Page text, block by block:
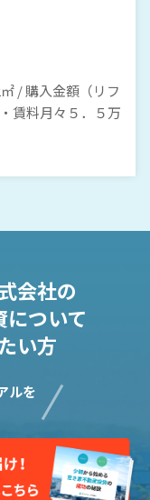
/ 購入金額（リフ
賃料月々５．５万
会社の
ついて
い方
ルを